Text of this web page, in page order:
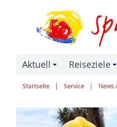
Aktuell Reiseziele
Startseite Service News